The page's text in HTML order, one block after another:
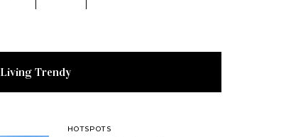
Living Trendy
HOTSPOTS